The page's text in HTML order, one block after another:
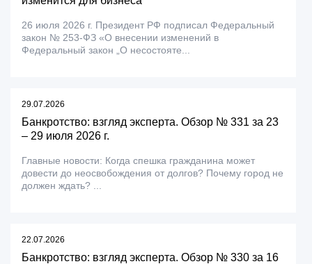
26 июля 2026 г. Президент РФ подписал Федеральный
закон № 253-ФЗ «О внесении изменений в
Федеральный закон „О несостояте...
29.07.2026
Банкротство: взгляд эксперта. Обзор № 331 за 23
– 29 июля 2026 г.
Главные новости: Когда спешка гражданина может
довести до неосвобождения от долгов? Почему город не
должен ждать? ...
22.07.2026
Банкротство: взгляд эксперта. Обзор № 330 за 16